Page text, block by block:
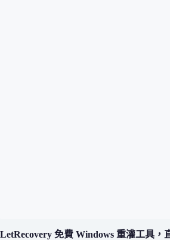
LetRecovery 免費 Windows 重灌工具，